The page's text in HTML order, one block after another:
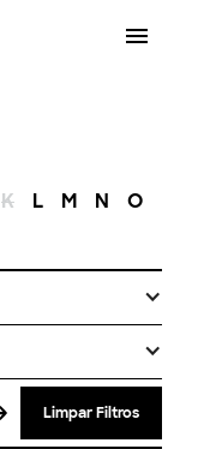
K L M N O
Limpar Filtros